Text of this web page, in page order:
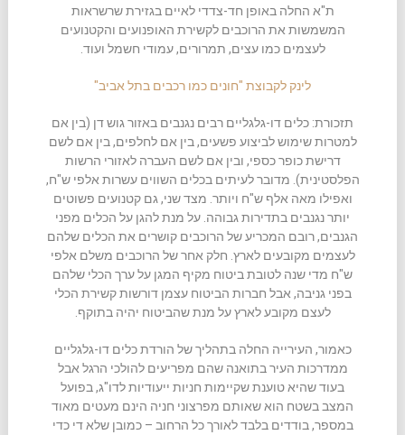
ת"א החלה באופן חד-צדדי לאיים בגזירת שרשראות
המשמשות את הרוכבים לקשירת האופנועים והקטנועים
לעצמים כמו עצים, תמרורים, עמודי חשמל ועוד.
לינק לקבוצת "חונים כמו רכבים בתל אביב"
תזכורת: כלים דו-גלגליים רבים נגנבים באזור גוש דן (בין אם
למטרות שימוש לביצוע פשעים, בין אם לחלפים, בין אם לשם
דרישת כופר כספי, ובין אם לשם העברה לאזורי הרשות
הפלסטינית). מדובר לעיתים בכלים השווים עשרות אלפי ש"ח,
ואפילו מאה אלף ש"ח ויותר. מצד שני, גם קטנועים פשוטים
יותר נגנבים בתדירות גבוהה. על מנת להגן על הכלים מפני
הגנבים, רובם המכריע של הרוכבים קושרים את הכלים שלהם
לעצמים מקובעים לארץ. חלק אחר של הרוכבים משלם אלפי
ש"ח מדי שנה לטובת ביטוח מקיף המגן על ערך הכלי שלהם
בפני גניבה, אבל חברות הביטוח עצמן דורשות קשירת הכלי
לעצם מקובע לארץ על מנת שהביטוח יהיה בתוקף.
כאמור, העירייה החלה בתהליך של הורדת כלים דו-גלגליים
ממדרכות העיר בתואנה שהם מפריעים להולכי הרגל אבל
בעוד שהיא טוענת שקיימות חניות ייעודיות לדו"ג, בפועל
המצב בשטח הוא שאותם מפרצוני חניה הינם מעטים מאוד
במספר, בודדים בלבד לאורך כל הרחוב – כמובן שלא די כדי